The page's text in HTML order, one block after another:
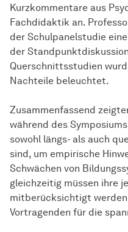
Kurzkommentare aus
Fachdidaktik an.
der Schulpanelstudie
der
Querschnittsstudien
Nachteile beleuchtet.
Zusammenfassend
während des
sowohl längs- als auch
sind, um empirische
Schwächen von
gleichzeitig müssen ihre
mitberücksichtigt
Vortragenden für die